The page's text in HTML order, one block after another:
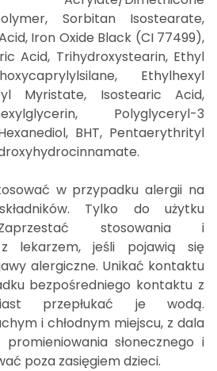
Sorbitan Isostearate,
Iron Oxide Black (CI 77499),
Acid, Trihydroxystearin, Ethyl
Ethylhexyl
Myristate, Isostearic Acid,
Polyglyceryl-3
BHT, Pentaerythrityl
w przypadku alergii na
Tylko do użytku
stosowania i
lekarzem, jeśli pojawią się
alergiczne. Unikać kontaktu
bezpośredniego kontaktu z
przepłukać je wodą.
i chłodnym miejscu, z dala
słonecznego i
poza zasięgiem dzieci.